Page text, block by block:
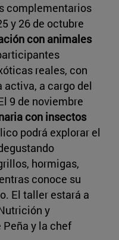
complementarios
y 26 de octubre
con animales
reales, con
activa, a cargo del
9 de noviembre
con insectos
podrá explorar el
hormigas,
conoce su
El taller estará a
y
y la chef